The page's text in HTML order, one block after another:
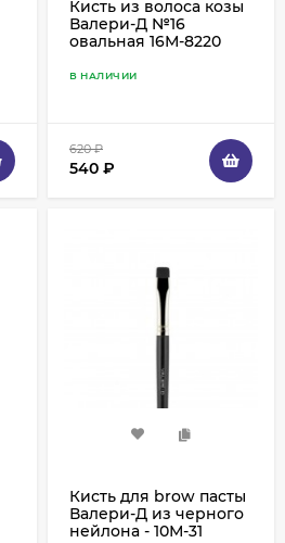
Кисть из волоса козы
Валери-Д №16
овальная 16М-8220
В НАЛИЧИИ
620₽
540 ₽
Кисть для brow пасты
Валери-Д из черного
нейлона - 10М-31